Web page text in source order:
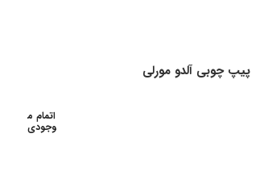
پیپ چوبی آلدو مورلی
اتمام م
وجودی